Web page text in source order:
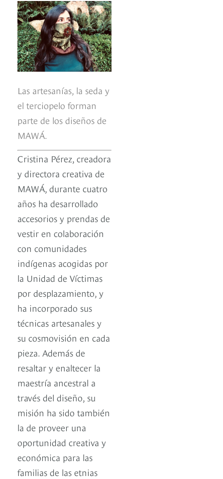
Las artesanías, la seda y
el terciopelo forman
parte de los diseños de
MAWÁ.
Cristina Pérez, creadora
y directora creativa de
MAWÁ, durante cuatro
años ha desarrollado
accesorios y prendas de
vestir en colaboración
con comunidades
indígenas acogidas por
la Unidad de Víctimas
por desplazamiento, y
ha incorporado sus
técnicas artesanales y
su cosmovisión en cada
pieza. Además de
resaltar y enaltecer la
maestría ancestral a
través del diseño, su
misión ha sido también
la de proveer una
oportunidad creativa y
económica para las
familias de las etnias